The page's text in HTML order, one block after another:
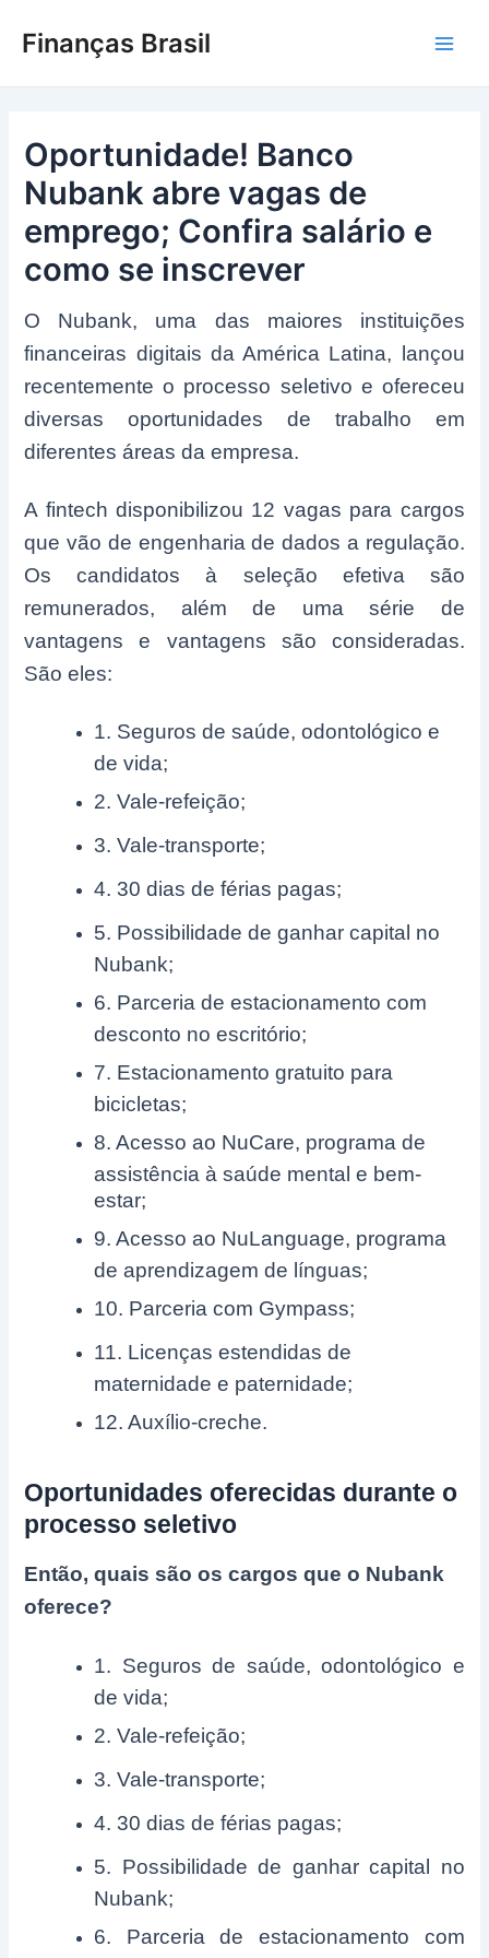
paraFinanças Brasil
Oportunidade! Banco
Nubank abre vagas de
emprego; Confira salário e
como se inscrever
O Nubank, uma das maiores instituições
financeiras digitais da América Latina, lançou
recentemente o processo seletivo e ofereceu
diversas oportunidades de trabalho em
diferentes áreas da empresa.
A fintech disponibilizou 12 vagas para cargos
que vão de engenharia de dados a regulação.
Os candidatos à seleção efetiva são
remunerados, além de uma série de
vantagens e vantagens são consideradas.
São eles:
1. Seguros de saúde, odontológico e
de vida;
2. Vale-refeição;
3. Vale-transporte;
4. 30 dias de férias pagas;
5. Possibilidade de ganhar capital no
Nubank;
6. Parceria de estacionamento com
desconto no escritório;
7. Estacionamento gratuito para
bicicletas;
8. Acesso ao NuCare, programa de
assistência à saúde mental e bem-
estar;
9. Acesso ao NuLanguage, programa
de aprendizagem de línguas;
10. Parceria com Gympass;
11. Licenças estendidas de
maternidade e paternidade;
12. Auxílio-creche.
Oportunidades oferecidas durante o
processo seletivo
Então, quais são os cargos que o Nubank
oferece?
1. Seguros de saúde, odontológico e
de vida;
2. Vale-refeição;
3. Vale-transporte;
4. 30 dias de férias pagas;
5. Possibilidade de ganhar capital no
Nubank;
6. Parceria de estacionamento com